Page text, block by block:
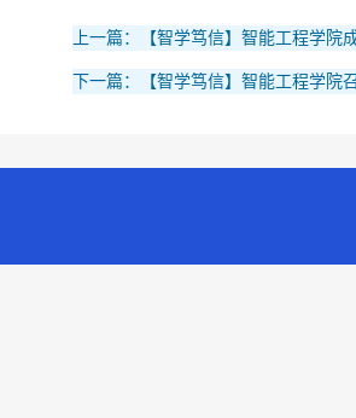
上一篇：【智学笃信】智能工程学院
下一篇：【智学笃信】智能工程学